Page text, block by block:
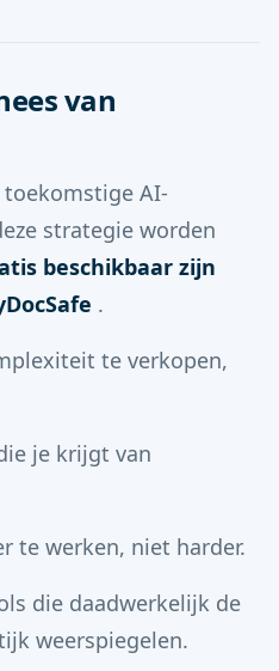
van
AI-
strategie worden
beschikbaar zijn
.
te verkopen,
je krijgt van
te werken, niet harder.
die daadwerkelijk de
weerspiegelen.